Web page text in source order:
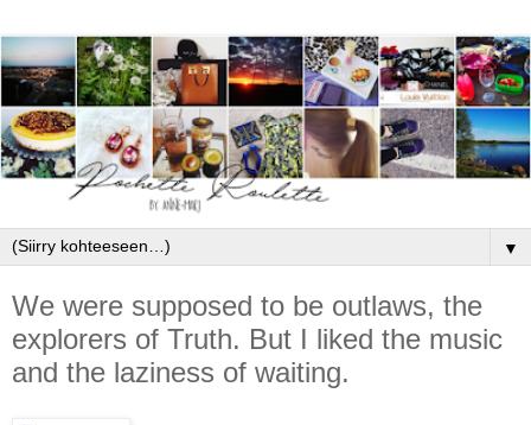
▼
We were supposed to be outlaws, the
explorers of Truth. But I liked the music
and the laziness of waiting.